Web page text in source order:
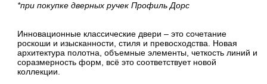
*при покупке дверных ручек Профиль Дорс
Инновационные классические двери – это сочетание
роскоши и изысканности, стиля и превосходства. Новая
архитектура полотна, объемные элементы, четкость линий и
соразмерность форм, всё это соответствует новой
коллекции.